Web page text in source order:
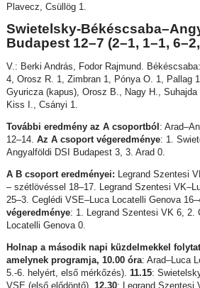
Plavecz, Csüllög 1.
Swietelsky-
Budapest 12–7 (2–1, 1–1,
V.: Berki András, Fodor Rajmund.
4, Orosz R. 1, Zimbran 1, Pónya O. 1, Pallag
Gyuricza (kapus), Orosz B., Nagy H., Suhajda
Kiss I., Csányi 1.
További eredmény az A csoportból:
12–14. Az A csoport végeredménye: 1.
Angyalföldi DSI Budapest 3, 3. Arad 0.
A B csoport eredményei: Legrand Szentesi
– szétlövéssel 18–17. Legrand Szentesi
25–3. Ceglédi VSE–Luca Locatelli Genova
végeredménye: 1. Legrand Szentesi VK 6, 2.
Locatelli Genova 0.
Holnap a második napi küzdelmekkel
amelynek programja, 10.00 óra: Arad–Luca
5.-6. helyért, első mérkőzés). 11.15:
VSE (első elődöntő). 12.30: Legrand Szentesi